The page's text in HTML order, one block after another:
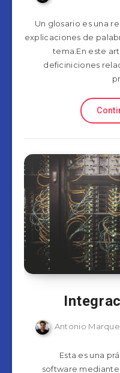
Un glosario es una
explicaciones de
tema.En este
deficiniciones
Antonio
Esta es una
software